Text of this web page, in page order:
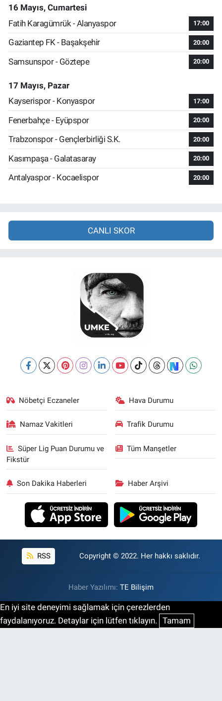
16 Mayıs, Cumartesi
Fatih Karagümrük - Alanyaspor
17:00
Gaziantep FK - Başakşehir 20:00
Samsunspor - Göztepe 20:00
17 Mayıs, Pazar
Kayserispor - Konyaspor
17:00
Fenerbahçe - Eyüpspor 20:00
Trabzonspor - Gençlerbirliği S.K. 20:00
Kasımpaşa - Galatasaray 20:00
Antalyaspor - Kocaelispor 20:00
CANLI SKOR
Nöbetçi Eczaneler Hava Durumu
Namaz Vakitleri Trafik Durumu
Süper Lig Puan Durumu ve
Fikstür
Tüm Manşetler
Son Dakika Haberleri Haber Arşivi
RSS Copyright © 2022. Her hakkı saklıdır.
Haber Yazılımı: TE Bilişim
En iyi site deneyimi sağlamak için çerezlerden
faydalanıyoruz. Detaylar için lütfen tıklayın. Tamam